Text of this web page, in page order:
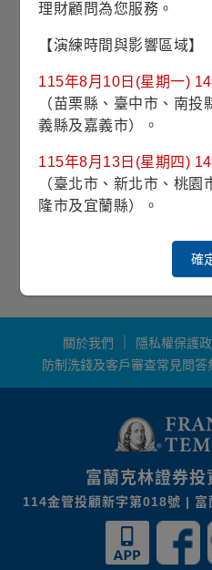
1%
本試算結果僅供參考，未
投資人因不同時間進場，
去之績效亦不代表未來績
關於我們 隱私權保護
防制洗錢及客戶審查常見問答
富蘭克林證券投
114金管投顧新字第018號 | 富
理財顧問為您服務。
【演練時間與影響區域】
115年8月10日(星期一)
（苗栗縣、臺中市、南
義縣及嘉義市）。
115年8月13日(星期四)
（臺北市、新北市、桃
隆市及宜蘭縣）。
確